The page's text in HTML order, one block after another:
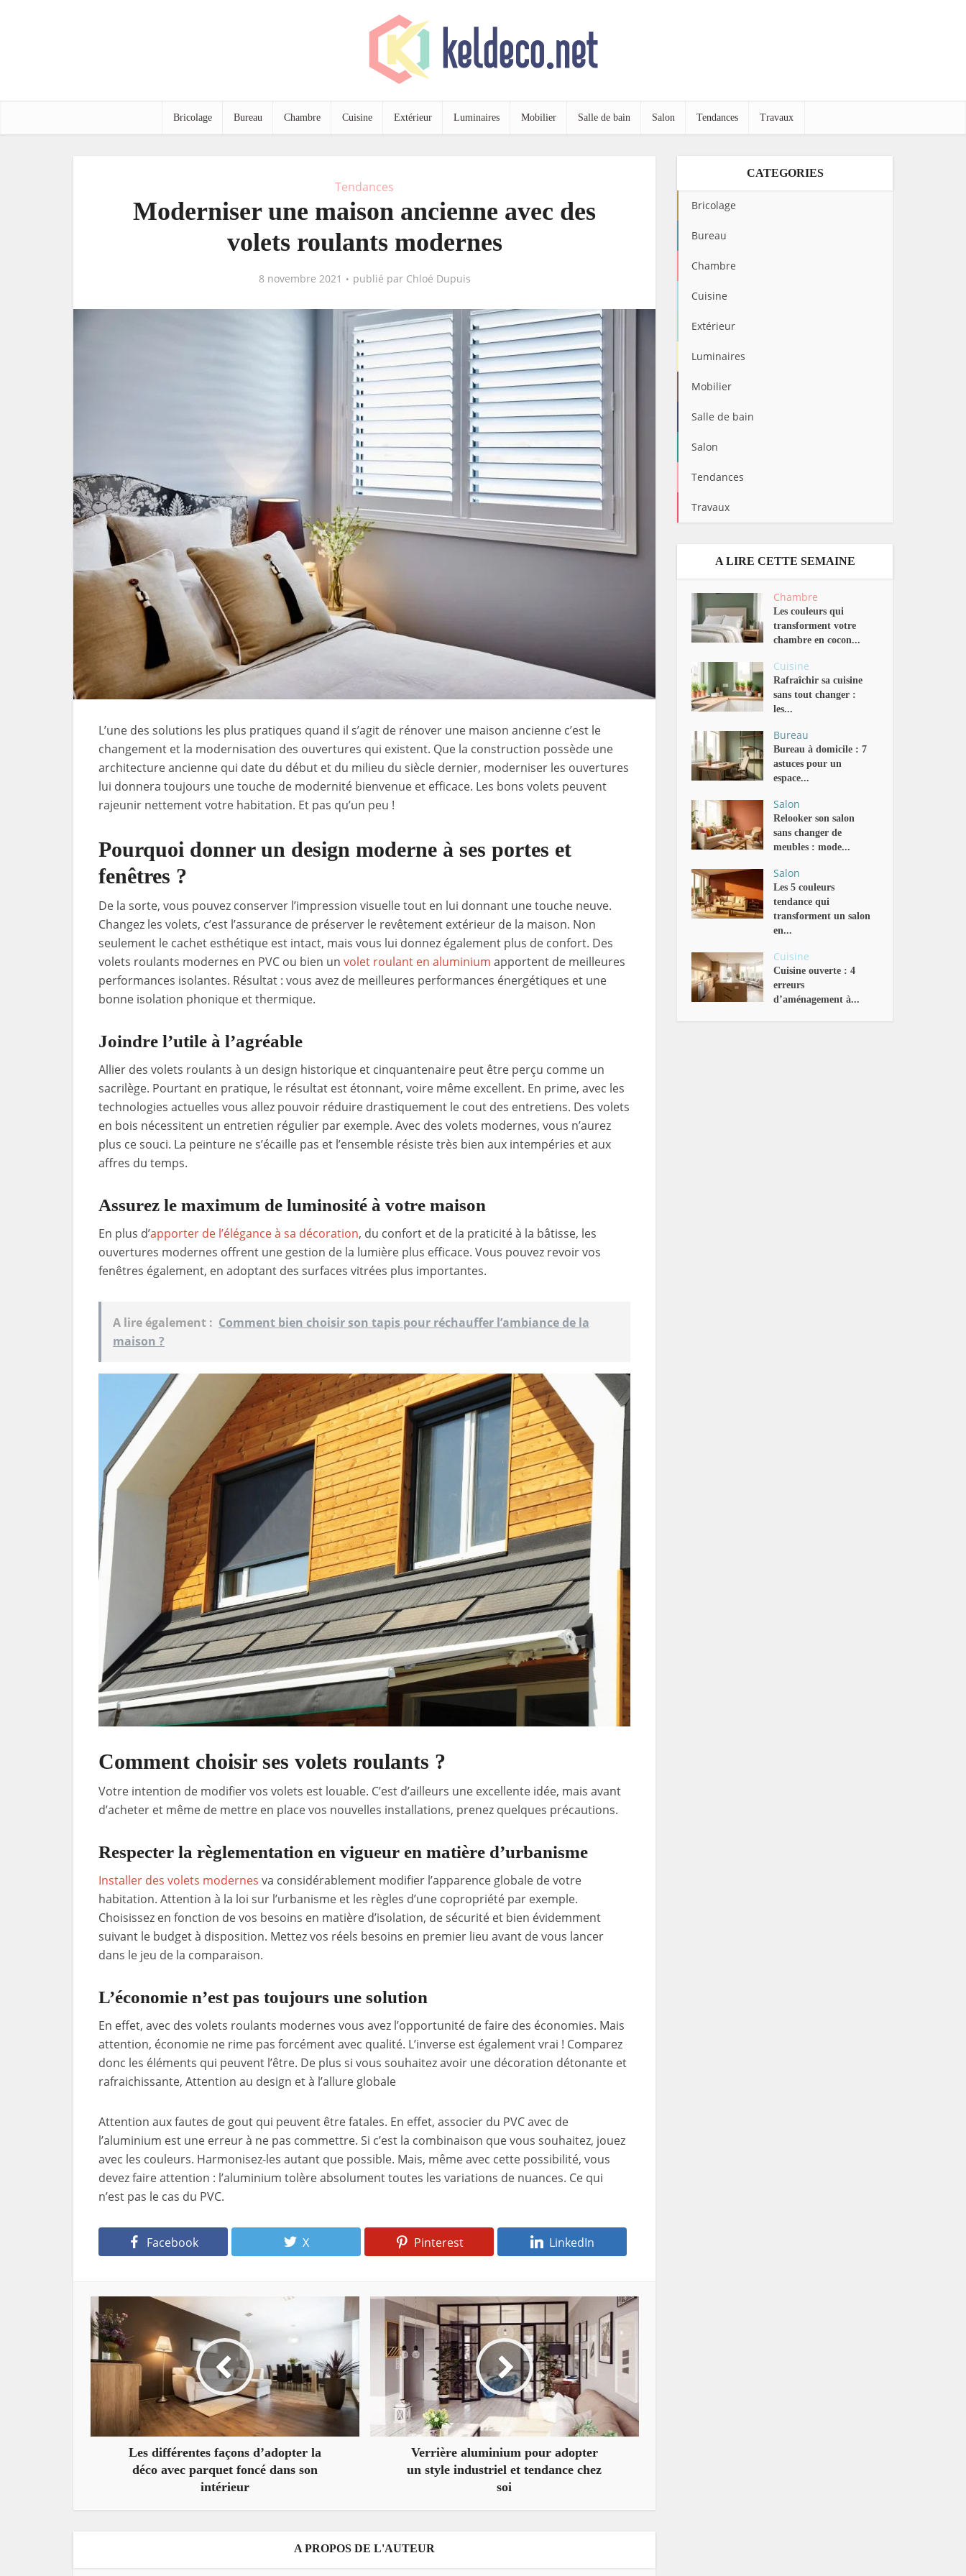
Bricolage Bureau Chambre Cuisine Extérieur Luminaires Mobilier Salle de bain Salon Tendances Travaux
Tendances
Moderniser une maison ancienne avec des
volets roulants modernes
8 novembre 2021 publié par Chloé Dupuis
L’une des solutions les plus pratiques quand il s’agit de rénover une maison ancienne c’est le
changement et la modernisation des ouvertures qui existent. Que la construction possède une
architecture ancienne qui date du début et du milieu du siècle dernier, moderniser les ouvertures
lui donnera toujours une touche de modernité bienvenue et efficace. Les bons volets peuvent
rajeunir nettement votre habitation. Et pas qu’un peu !
Pourquoi donner un design moderne à ses portes et
fenêtres ?
De la sorte, vous pouvez conserver l’impression visuelle tout en lui donnant une touche neuve.
Changez les volets, c’est l’assurance de préserver le revêtement extérieur de la maison. Non
seulement le cachet esthétique est intact, mais vous lui donnez également plus de confort. Des
volets roulants modernes en PVC ou bien un volet roulant en aluminium apportent de meilleures
performances isolantes. Résultat : vous avez de meilleures performances énergétiques et une
bonne isolation phonique et thermique.
Joindre l’utile à l’agréable
Allier des volets roulants à un design historique et cinquantenaire peut être perçu comme un
sacrilège. Pourtant en pratique, le résultat est étonnant, voire même excellent. En prime, avec les
technologies actuelles vous allez pouvoir réduire drastiquement le cout des entretiens. Des volets
en bois nécessitent un entretien régulier par exemple. Avec des volets modernes, vous n’aurez
plus ce souci. La peinture ne s’écaille pas et l’ensemble résiste très bien aux intempéries et aux
affres du temps.
Assurez le maximum de luminosité à votre maison
En plus d’apporter de l’élégance à sa décoration, du confort et de la praticité à la bâtisse, les
ouvertures modernes offrent une gestion de la lumière plus efficace. Vous pouvez revoir vos
fenêtres également, en adoptant des surfaces vitrées plus importantes.
A lire également : Comment bien choisir son tapis pour réchauffer l’ambiance de la
maison ?
Comment choisir ses volets roulants ?
Votre intention de modifier vos volets est louable. C’est d’ailleurs une excellente idée, mais avant
d’acheter et même de mettre en place vos nouvelles installations, prenez quelques précautions.
Respecter la règlementation en vigueur en matière d’urbanisme
Installer des volets modernes va considérablement modifier l’apparence globale de votre
habitation. Attention à la loi sur l’urbanisme et les règles d’une copropriété par exemple.
Choisissez en fonction de vos besoins en matière d’isolation, de sécurité et bien évidemment
suivant le budget à disposition. Mettez vos réels besoins en premier lieu avant de vous lancer
dans le jeu de la comparaison.
L’économie n’est pas toujours une solution
En effet, avec des volets roulants modernes vous avez l’opportunité de faire des économies. Mais
attention, économie ne rime pas forcément avec qualité. L’inverse est également vrai ! Comparez
donc les éléments qui peuvent l’être. De plus si vous souhaitez avoir une décoration détonante et
rafraichissante, Attention au design et à l’allure globale
Attention aux fautes de gout qui peuvent être fatales. En effet, associer du PVC avec de
l’aluminium est une erreur à ne pas commettre. Si c’est la combinaison que vous souhaitez, jouez
avec les couleurs. Harmonisez-les autant que possible. Mais, même avec cette possibilité, vous
devez faire attention : l’aluminium tolère absolument toutes les variations de nuances. Ce qui
n’est pas le cas du PVC.
Facebook X Pinterest LinkedIn
Les différentes façons d’adopter la
déco avec parquet foncé dans son
intérieur
Verrière aluminium pour adopter
un style industriel et tendance chez
soi
A PROPOS DE L'AUTEUR
CATEGORIES
Bricolage
Bureau
Chambre
Cuisine
Extérieur
Luminaires
Mobilier
Salle de bain
Salon
Tendances
Travaux
A LIRE CETTE SEMAINE
Chambre
Les couleurs qui
transforment votre
chambre en cocon...
Cuisine
Rafraîchir sa cuisine
sans tout changer :
les...
Bureau
Bureau à domicile : 7
astuces pour un
espace...
Salon
Relooker son salon
sans changer de
meubles : mode...
Salon
Les 5 couleurs
tendance qui
transforment un salon
en...
Cuisine
Cuisine ouverte : 4
erreurs
d’aménagement à...